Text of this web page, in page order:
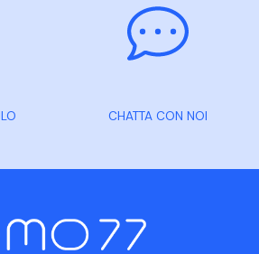
CHATTA CON NOI